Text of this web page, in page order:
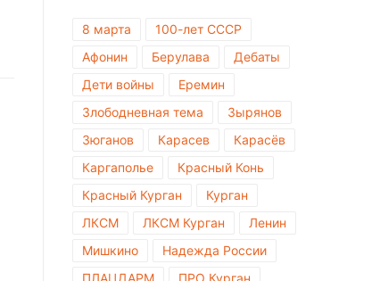
8 марта
100-лет СССР
Афонин
Берулава
Дебаты
Дети войны
Еремин
Злободневная тема
Зырянов
Зюганов
Карасев
Карасёв
Каргаполье
Красный Конь
Красный Курган
Курган
ЛКСМ
ЛКСМ Курган
Ленин
Мишкино
Надежда России
ПЛАЦДАРМ
ПРО Курган